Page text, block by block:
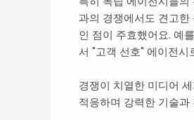
과의 경쟁에서도 견고
인 점이 주효했어요. 예
서 "고객 선호" 에이전시
경쟁이 치열한 미디어
적응하며 강력한 기술